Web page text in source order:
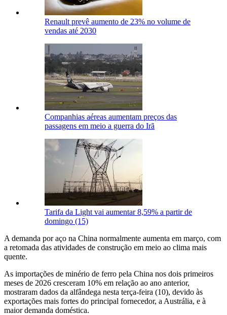
Renault prevê aumento de 23% no volume de
vendas até 2030
Companhias aéreas aumentam preços das
passagens em meio a guerra do Irã
Tarifa da Light vai aumentar 8,59% a partir de
domingo (15)
A demanda por aço na China normalmente aumenta em março, com
a retomada das atividades de construção em meio ao clima mais
quente.
As importações de minério de ferro pela China nos dois primeiros
meses de 2026 cresceram 10% em relação ao ano anterior,
mostraram dados da alfândega nesta terça-feira (10), devido às
exportações mais fortes do principal fornecedor, a Austrália, e à
maior demanda doméstica.